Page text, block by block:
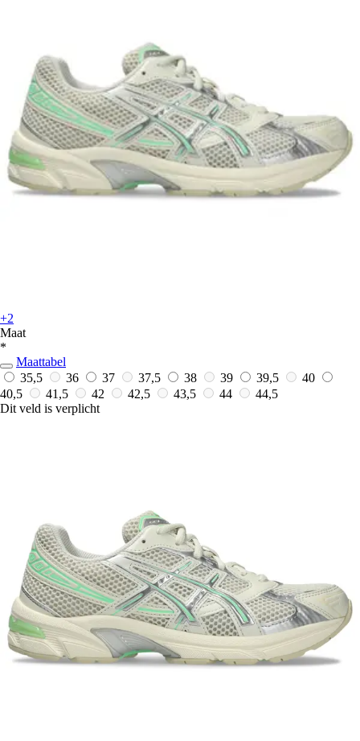
+2
Maat
*
Maattabel
35,5
36 37 37,5 38 39 39,5
40
40,5
41,5 42 42,5 43,5 44
44,5
Dit veld is verplicht